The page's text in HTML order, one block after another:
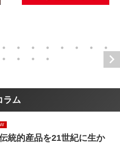
ラム
統的産品を21世紀に生か